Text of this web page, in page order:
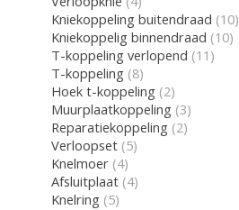
Kniekoppeling buitendraad (10)
Kniekoppelig binnendraad (10)
T-koppeling verlopend (11)
T-koppeling (8)
Hoek t-koppeling (2)
Muurplaatkoppeling (3)
Reparatiekoppeling (2)
Verloopset (5)
Knelmoer (4)
Afsluitplaat (4)
Knelring (5)